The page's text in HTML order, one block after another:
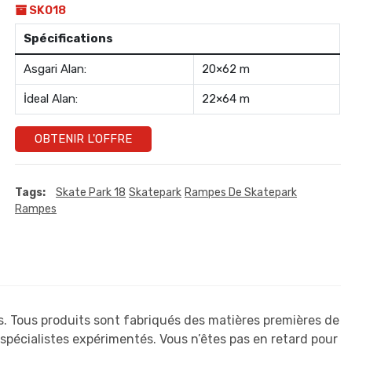
SK018
Spécifications
Asgari Alan: 20×62 m
İdeal Alan: 22×64 m
OBTENIR L'OFFRE
Tags: Skate Park 18 Skatepark Rampes De Skatepark
Rampes
Tous produits sont fabriqués des matières premières de
expérimentés. Vous n’êtes pas en retard pour